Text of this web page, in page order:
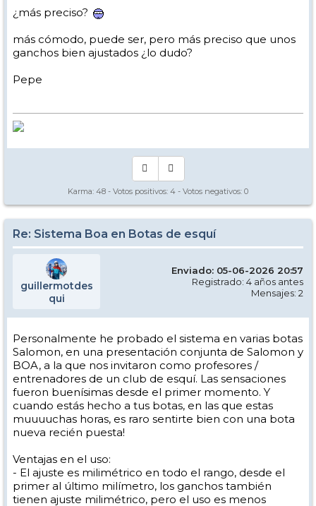
¿más preciso?
más cómodo, puede ser, pero más preciso que unos
ganchos bien ajustados ¿lo dudo?
Pepe
Karma: 48 - Votos positivos: 4 - Votos negativos: 0
Re: Sistema Boa en Botas de esquí
guillermotdes
qui
Enviado: 05-06-2026 20:57
Registrado: 4 años antes
Mensajes: 2
Personalmente he probado el sistema en varias botas
Salomon, en una presentación conjunta de Salomon y
BOA, a la que nos invitaron como profesores /
entrenadores de un club de esquí. Las sensaciones
fueron buenísimas desde el primer momento. Y
cuando estás hecho a tus botas, en las que estas
muuuuchas horas, es raro sentirte bien con una bota
nueva recién puesta!
Ventajas en el uso:
- El ajuste es milimétrico en todo el rango, desde el
primer al último milímetro, los ganchos también
tienen ajuste milimétrico, pero el uso es menos